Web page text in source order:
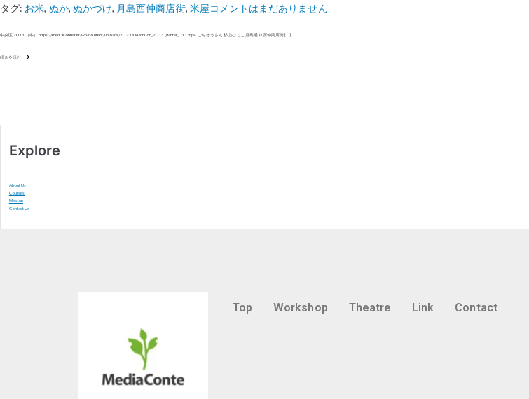
タグ: お米, ぬか, ぬかづけ, 月島西仲商店街, 米屋コメントはまだありません
中央区 2013（冬） https://mediaconte.net/wp-content/uploads/2021/04/chuoh_2013_winter_011.mp4 ごちそうさん 杉山ひでこ 月島通り西仲商店街 […]
続きを読む
Explore
About Us
Courses
Mission
Contact Us
Top Workshop Theatre Link Contact